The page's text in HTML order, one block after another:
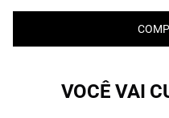
VOCÊ VAI